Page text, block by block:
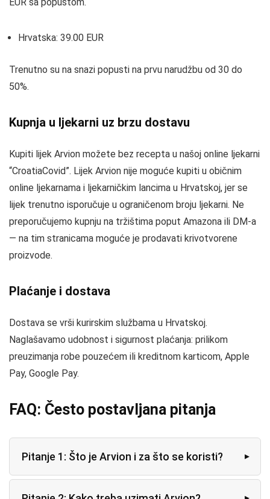
Hrvatska: 39.00 EUR
Trenutno su na snazi popusti na prvu narudžbu od 30 do
50%.
Kupnja u ljekarni uz brzu dostavu
Kupiti lijek Arvion možete bez recepta u našoj online ljekarni
“CroatiaCovid”. Lijek Arvion nije moguće kupiti u običnim
online ljekarnama i ljekarničkim lancima u Hrvatskoj, jer se
lijek trenutno isporučuje u ograničenom broju ljekarni. Ne
preporučujemo kupnju na tržištima poput Amazona ili DM-a
— na tim stranicama moguće je prodavati krivotvorene
proizvode.
Plaćanje i dostava
Dostava se vrši kurirskim službama u Hrvatskoj.
Naglašavamo udobnost i sigurnost plaćanja: prilikom
preuzimanja robe pouzećem ili kreditnom karticom, Apple
Pay, Google Pay.
FAQ: Često postavljana pitanja
Pitanje 1: Što je Arvion i za što se koristi?